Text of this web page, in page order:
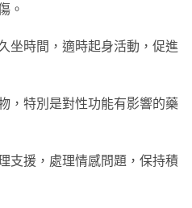
。
坐時間，適時起身活動，促進
，特別是對性功能有影響的藥
支援，處理情感問題，保持積